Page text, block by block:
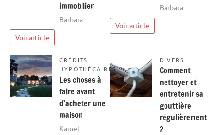
immobilier
Barbara
Voir article
Barbara
Voir article
CRÉDITS
HYPOTHÉCAIRES
Les choses à
faire avant
d’acheter une
maison
Kamel
DIVERS
Comment
nettoyer et
entretenir sa
gouttière
régulièrement
?